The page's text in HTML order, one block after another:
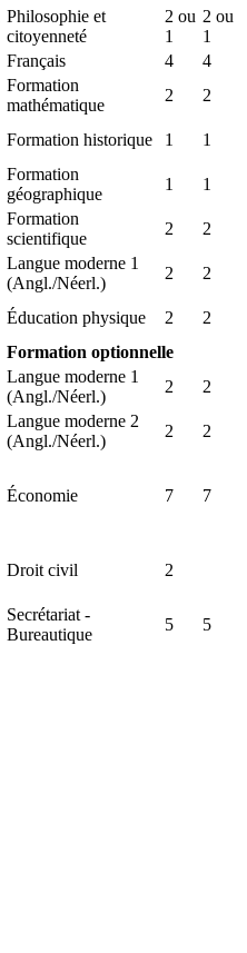
Philosophie et
citoyenneté
2 ou
1
2 ou
1
Français 4
4
Formation
mathématique
2
2
Formation historique 1
1
Formation
géographique
1
1
Formation
scientifique
2
2
Langue moderne 1
(Angl./Néerl.)
2
2
Éducation physique 2
2
Formation optionnelle
Langue moderne 1
(Angl./Néerl.)
2 2
Langue moderne 2
(Angl./Néerl.)
2
2
Économie 7 7
Droit civil 2
Secrétariat -
Bureautique
5 5